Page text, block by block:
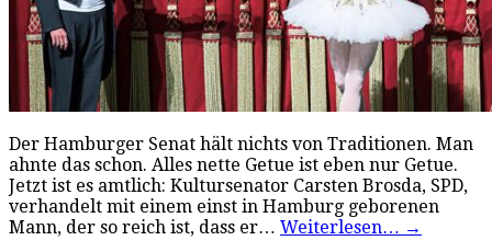
Der Hamburger Senat hält nichts von Traditionen. Man
ahnte das schon. Alles nette Getue ist eben nur Getue.
Jetzt ist es amtlich: Kultursenator Carsten Brosda, SPD,
verhandelt mit einem einst in Hamburg geborenen
Mann, der so reich ist, dass er… Weiterlesen… →